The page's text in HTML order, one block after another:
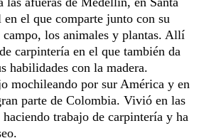
el que comparte junto con su
campo, los animales y plantas. Allí
carpintería en el que también da
habilidades con la madera.
mochileando por sur América y en
parte de Colombia. Vivió en las
haciendo trabajo de carpintería y ha